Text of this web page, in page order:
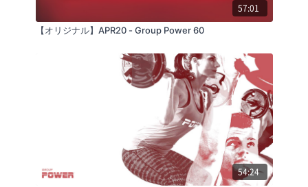
57:01
【オリジナル】APR20 - Group Power 60
54:24